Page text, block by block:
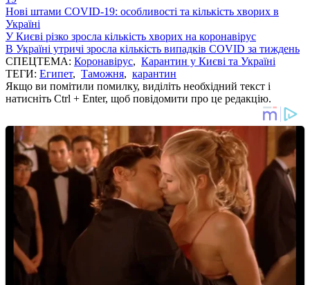
Нові штами COVID-19: особливості та кількість хворих в
Україні
У Києві різко зросла кількість хворих на коронавірус
В Україні утричі зросла кількість випадків COVID за тиждень
СПЕЦТЕМА: Коронавірус, Карантин у Києві та Україні
ТЕГИ: Египет, Таможня, карантин
Якщо ви помітили помилку, виділіть необхідний текст і
натисніть Ctrl + Enter, щоб повідомити про це редакцію.